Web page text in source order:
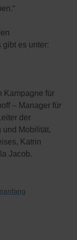
gibt es unter:
Kampagne für
– Manager für
der
und Mobilität,
Katrin
Jacob.